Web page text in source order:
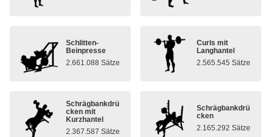
Schlitten-
Beinpresse
2.661.088 Sätze
Curls mit
Langhantel
2.565.545 Sätze
Schrägbankdrü
cken mit
Kurzhantel
2.367.587 Sätze
Schrägbankdrü
cken
2.165.292 Sätze